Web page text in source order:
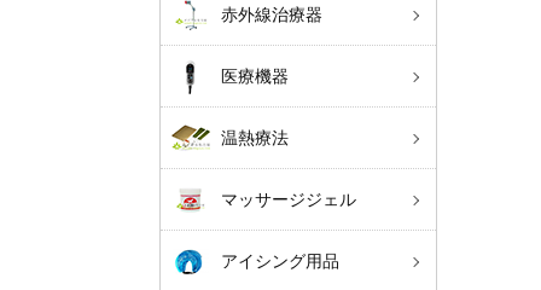
赤外線治療器
医療機器
温熱療法
マッサージジェル
アイシング用品